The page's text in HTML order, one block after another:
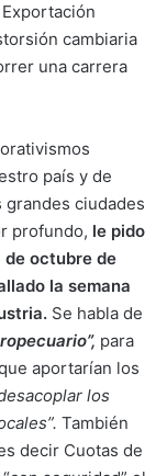
cambiaria
una carrera
país y de
grandes ciudades
profundo, le pido
de octubre de
la semana
Se habla de
para
aportarían los
los
También
decir Cuotas de